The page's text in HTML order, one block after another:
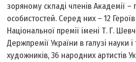
зоряному складі членів Академії
особистостей. Серед них – 12
Національної премії імені Т. Г.
Держпремії України в галузі науки
художників, 36 народних артистів